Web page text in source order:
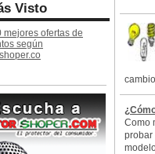
Visto
mejores ofertas de
según
Como
probar